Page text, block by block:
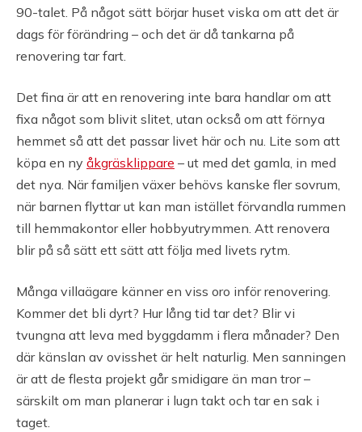
90-talet. På något sätt börjar huset viska om att det är
dags för förändring – och det är då tankarna på
renovering tar fart.
Det fina är att en renovering inte bara handlar om att
fixa något som blivit slitet, utan också om att förnya
hemmet så att det passar livet här och nu. Lite som att
köpa en ny åkgräsklippare – ut med det gamla, in med
det nya. När familjen växer behövs kanske fler sovrum,
när barnen flyttar ut kan man istället förvandla rummen
till hemmakontor eller hobbyutrymmen. Att renovera
blir på så sätt ett sätt att följa med livets rytm.
Många villaägare känner en viss oro inför renovering.
Kommer det bli dyrt? Hur lång tid tar det? Blir vi
tvungna att leva med byggdamm i flera månader? Den
där känslan av ovisshet är helt naturlig. Men sanningen
är att de flesta projekt går smidigare än man tror –
särskilt om man planerar i lugn takt och tar en sak i
taget.